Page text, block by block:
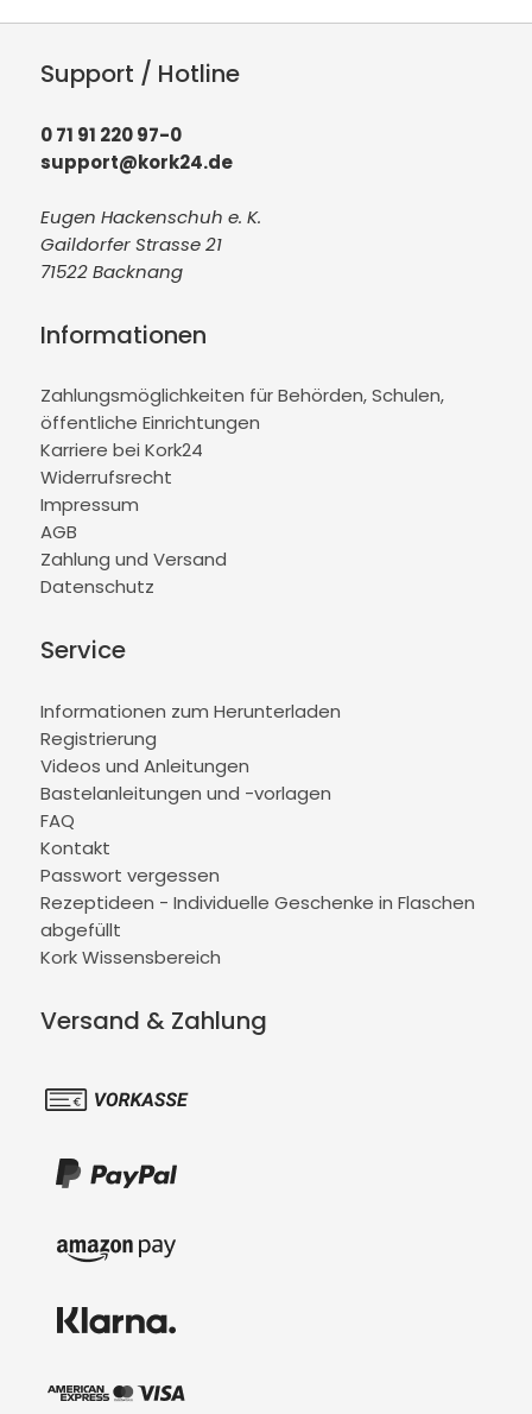
Support / Hotline
0 71 91 220 97-0
support@kork24.de
Eugen Hackenschuh e. K.
Gaildorfer Strasse 21
71522 Backnang
Informationen
Zahlungsmöglichkeiten für Behörden, Schulen,
öffentliche Einrichtungen
Karriere bei Kork24
Widerrufsrecht
Impressum
AGB
Zahlung und Versand
Datenschutz
Service
Informationen zum Herunterladen
Registrierung
Videos und Anleitungen
Bastelanleitungen und -vorlagen
FAQ
Kontakt
Passwort vergessen
Rezeptideen - Individuelle Geschenke in Flaschen
abgefüllt
Kork Wissensbereich
Versand & Zahlung